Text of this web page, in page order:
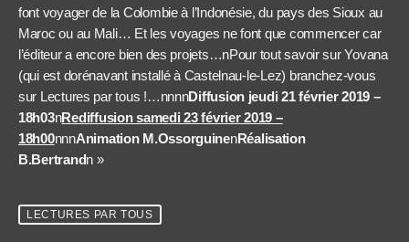
font voyager de la Colombie à l’Indonésie, du pays des Sioux au
Maroc ou au Mali… Et les voyages ne font que commencer car
l’éditeur a encore bien des projets…nPour tout savoir sur Yovana
(qui est dorénavant installé à Castelnau-le-Lez) branchez-vous
sur Lectures par tous !…nnnnDiffusion jeudi 21 février 2019 –
18h03nRediffusion samedi 23 février 2019 –
18h00nnnAnimation M.OssorguinenRéalisation
B.Bertrandn »
LECTURES PAR TOUS